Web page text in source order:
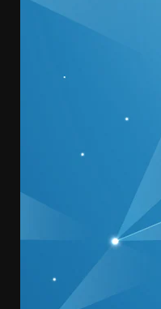
店、スタジオ
Copyright © 2010-